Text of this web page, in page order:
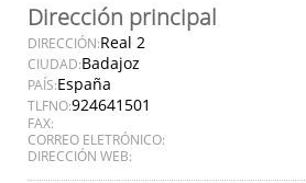
Dirección principal
DIRECCIÓN:Real 2
CIUDAD:Badajoz
PAÍS:España
TLFNO:924641501
FAX:
CORREO ELETRÓNICO:
DIRECCIÓN WEB: